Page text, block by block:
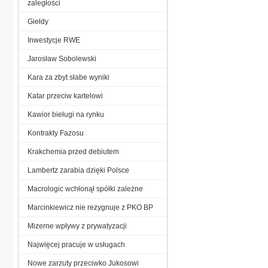
zaległości
Giełdy
Inwestycje RWE
Jarosław Sobolewski
Kara za zbyt słabe wyniki
Katar przeciw kartelowi
Kawior bieługi na rynku
Kontrakty Fazosu
Krakchemia przed debiutem
Lambertz zarabia dzięki Polsce
Macrologic wchłonął spółki zależne
Marcinkiewicz nie rezygnuje z PKO BP
Mizerne wpływy z prywatyzacji
Najwięcej pracuje w usługach
Nowe zarzuty przeciwko Jukosowi